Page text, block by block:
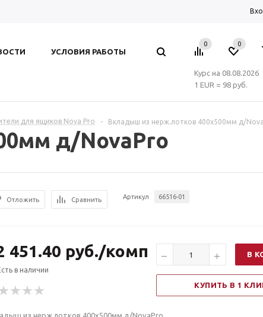
УСЛОВИЯ РАБОТЫ
0 0
Курс на 08.08.2026
1 EUR = 98 руб.
для ящиков Nova Pro - Вкладыш из нерж.лотков 400х500мм д/
д/NovaPro
Отложить Сравнить Артикул 66516-01
451.40 руб./комп
в наличии
В
КУПИТЬ В 1
из нерж.лотков 400х500мм д/NovaPro